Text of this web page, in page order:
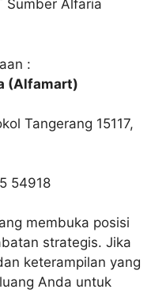
Sumber Alfaria
:
(Alfamart)
Tangerang 15117,
54918
membuka posisi
strategis. Jika
keterampilan yang
Anda untuk